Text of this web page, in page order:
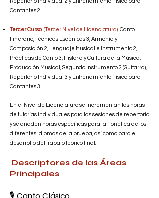
Repertorio Individual 2 y Entrenamiento Físico para
Cantantes 2.
Tercer Curso(Tercer Nivel de Licenciatura): Canto
Itinerario, Técnicas Escénicas 3, Armonía y
Composición 2, Lenguaje Musical e Instrumento 2,
Prácticas de Canto 3, Historia y Cultura de la Música,
Producción Musical, Segundo Instrumento 2 (Guitarra),
Repertorio Individual 3 y Entrenamiento Físico para
Cantantes 3.
En el Nivel de Licenciatura se incrementan las horas
de tutorías individuales para las sesiones de repertorio
y se añaden horas específicas para la Fonética de los
diferentes idiomas de la prueba, así como para el
desarrollo del trabajo teórico final.
Descriptores de las Áreas
Principales